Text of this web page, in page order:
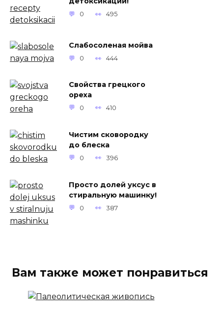
0 495
Слабосоленая мойва
0 444
Свойства грецкого
ореха
0 410
Чистим сковородку
до блеска
0 396
Просто долей уксус в
стиральную машинку!
0 387
Вам также может понравиться